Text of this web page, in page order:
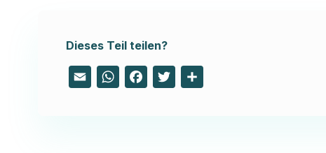
Dieses Teil teilen?
Email WhatsApp
FacebookTwitter